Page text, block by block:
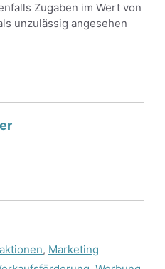
Zugaben im Wert von
unzulässig angesehen
, Marketing